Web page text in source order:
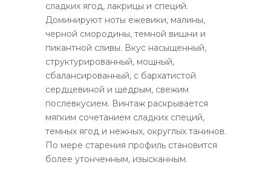
сладких ягод, лакрицы и специй.
Доминируют ноты ежевики, малины,
черной смородины, темной вишни и
пикантной сливы. Вкус насыщенный,
структурированный, мощный,
сбалансированный, с бархатистой
сердцевиной и щедрым, свежим
послевкусием. Винтаж раскрывается
мягким сочетанием сладких специй,
темных ягод и нежных, округлых танинов.
По мере старения профиль становится
более утонченным, изысканным.